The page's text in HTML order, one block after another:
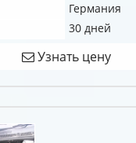
Германия
30 дней
Узнать цену